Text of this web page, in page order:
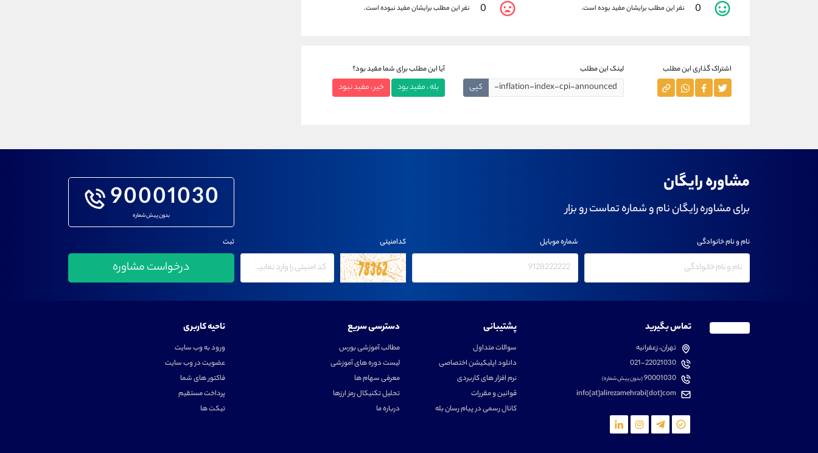
0 نفر این مطلب برایشان مفید بوده است. 0 نفر این مطلب برایشان مفید نبوده است.
اشتراک گذاری این مطلب لینک این مطلب
کپی
آیا این مطلب برای شما مفید بود؟
بله ، مفید بود خیر ، مفید نبود
مشاوره رایگان
برای مشاوره رایگان نام و شماره تماست رو بزار 90001030
بدون پیش شماره
نام و نام خانوادگی شماره موبایل کدامنیتی ثبت
تماس بگیرید
تهران، زعفرانیه
021-22021030
90001030(بدون پیش شماره)
info[at]alirezamehrabi[dot]com
پشتیبانی
سوالات متداول
دانلود اپلیکیشن اختصاصی
نرم افزار های کاربردی
قوانین و مقررات
کانال رسمی در پیام رسان بله
دسترسی سریع
مطالب آموزشی بورس
لیست دوره های آموزشی
معرفی سهام ها
تحلیل تکنیکال رمز ارزها
درباره ما
ناحیه کاربری
ورود به وب سایت
عضویت در وب سایت
فاکتور های شما
پرداخت مستقیم
تیکت ها